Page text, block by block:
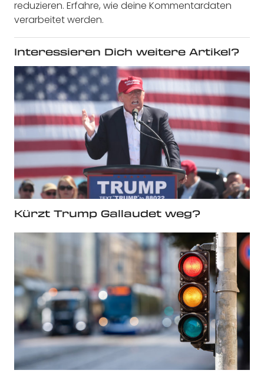
reduzieren. Erfahre, wie deine Kommentardaten
verarbeitet werden.
Interessieren Dich weitere Artikel?
Kürzt Trump Gallaudet weg?